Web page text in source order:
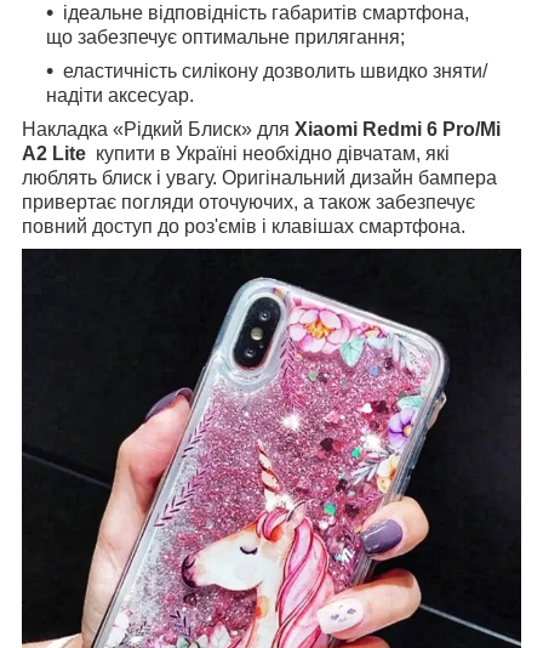
ідеальне відповідність габаритів смартфона,
що забезпечує оптимальне прилягання;
еластичність силікону дозволить швидко зняти/
надіти аксесуар.
Накладка «Рідкий Блиск» для Xiaomi Redmi 6 Pro/Mi
A2 Lite купити в Україні необхідно дівчатам, які
люблять блиск і увагу. Оригінальний дизайн бампера
привертає погляди оточуючих, а також забезпечує
повний доступ до роз'ємів і клавішах смартфона.